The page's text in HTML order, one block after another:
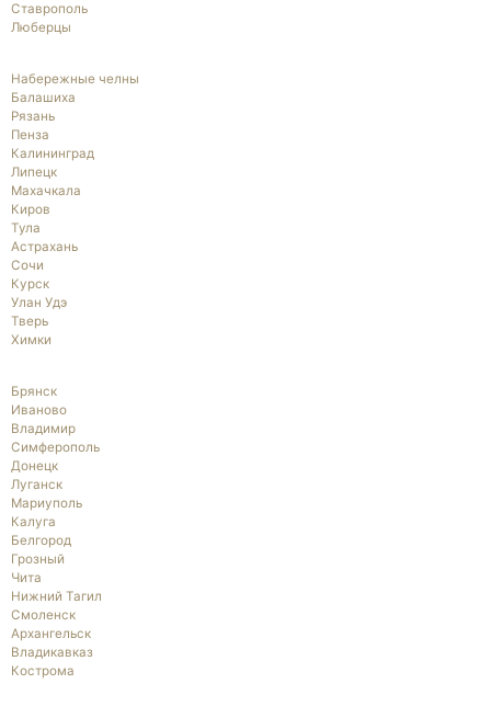
Ставрополь
Люберцы
Набережные челны
Балашиха
Рязань
Пенза
Калининград
Липецк
Махачкала
Киров
Тула
Астрахань
Сочи
Курск
Улан Удэ
Тверь
Химки
Брянск
Иваново
Владимир
Симферополь
Донецк
Луганск
Мариуполь
Калуга
Белгород
Грозный
Чита
Нижний Тагил
Смоленск
Архангельск
Владикавказ
Кострома